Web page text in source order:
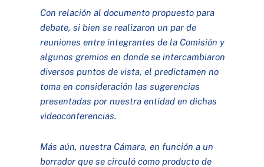
Con relación al documento propuesto para
debate, si bien se realizaron un par de
reuniones entre integrantes de la Comisión y
algunos gremios en donde se intercambiaron
diversos puntos de vista, el predictamen no
toma en consideración las sugerencias
presentadas por nuestra entidad en dichas
videoconferencias.
Más aún, nuestra Cámara, en función a un
borrador que se circuló como producto de